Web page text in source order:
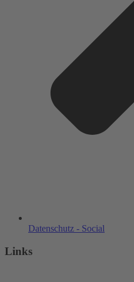
Datenschutz - Social
Links